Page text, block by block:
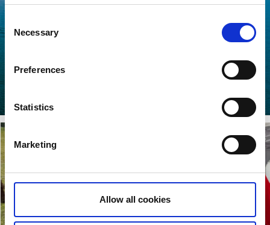
Selection
Necessary
Preferences
Statistics
Marketing
Allow all cookies
ÅNGAREN TRAFIK
Läs mer